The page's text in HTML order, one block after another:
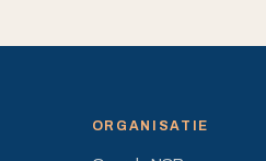
ORGANISATIE